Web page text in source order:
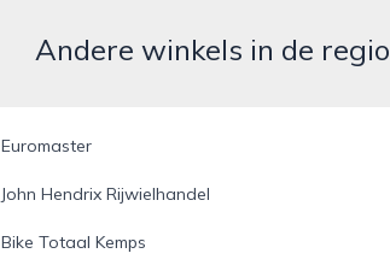
Andere winkels in de regio
Euromaster
John Hendrix Rijwielhandel
Bike Totaal Kemps